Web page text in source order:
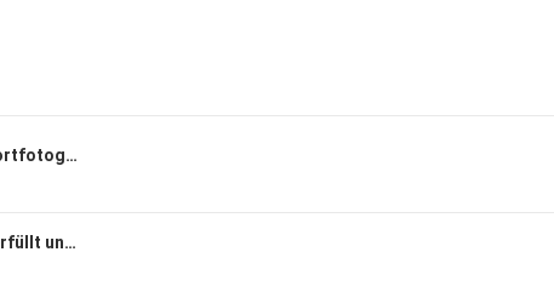
Kevin Voigt: Kann man von Sportfotografie wirklich leben?
David Zobel: Olympia-Traum erfüllt und am Ende trotzdem aussortiert.